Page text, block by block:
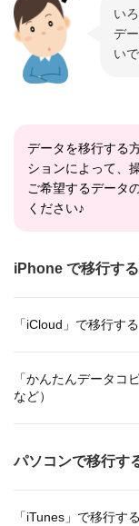
い
デ
い
データを移行する
ションによって、
ご希望するデータ
ください♪
iPhone で移行す
「iCloud」で移行す
「かんたんデータコ
など）
パソコンで移行す
「iTunes」で移行す